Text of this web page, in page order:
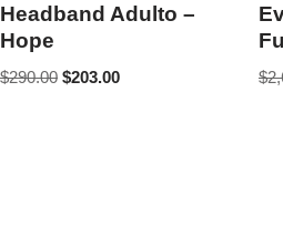
Headband Adulto –
Hope
$290.00 $203.00 $